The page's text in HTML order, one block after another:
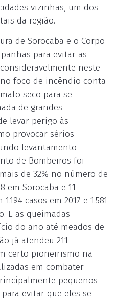
vizinhas, um dos
da região.
de Sorocaba e o Corpo
para evitar as
neste
foco de incêndio conta
seco para se
de grandes
levar perigo às
provocar sérios
levantamento
de Bombeiros foi
de 32% no número de
em Sorocaba e 11
casos em 2017 e 1.581
E as queimadas
do ano até meados de
já atendeu 211
certo pioneirismo na
em combater
pequenos
evitar que eles se